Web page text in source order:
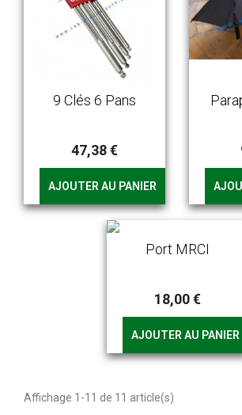
9 Clés 6 Pans
47,38 €
AJOUTER AU PANIER
Port MRCI
18,00 €
AJOUTER AU PANIER
Affichage 1-11 de 11 article(s)